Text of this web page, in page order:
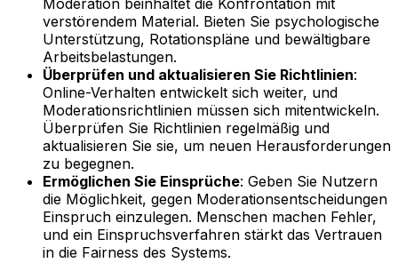
Moderation beinhaltet die Konfrontation mit
verstörendem Material. Bieten Sie psychologische
Unterstützung, Rotationspläne und bewältigbare
Arbeitsbelastungen.
Überprüfen und aktualisieren Sie Richtlinien:
Online-Verhalten entwickelt sich weiter, und
Moderationsrichtlinien müssen sich mitentwickeln.
Überprüfen Sie Richtlinien regelmäßig und
aktualisieren Sie sie, um neuen Herausforderungen
zu begegnen.
Ermöglichen Sie Einsprüche: Geben Sie Nutzern
die Möglichkeit, gegen Moderationsentscheidungen
Einspruch einzulegen. Menschen machen Fehler,
und ein Einspruchsverfahren stärkt das Vertrauen
in die Fairness des Systems.